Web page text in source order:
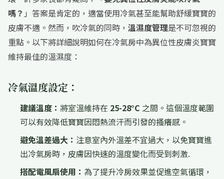
嗎？ 」答案是肯定的，適當使用冷氣甚至能幫助舒緩寶寶的
皮膚不適。然而，吹冷氣的同時， 溫濕度管理是不可忽視的
重點。以下將詳細說明如何在冷氣房中為異位性皮膚炎寶寶
維持最佳的溫濕度：
冷氣溫度設定：
建議溫度： 將室溫維持在 25-28°C 之間。這個溫度範圍
可以有效降低寶寶因悶熱流汗而引發的搔癢感。
避免溫差過大： 注意室內外溫差不宜過大，以免寶寶進
出冷氣房時，皮膚因快速的溫度變化而受到刺激.
搭配電風扇使用： 為了提升冷房效果並促進空氣循環，